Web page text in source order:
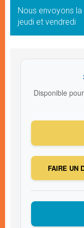
Nous envoyons
jeudi et vendredi
Disponible
FAIRE UN